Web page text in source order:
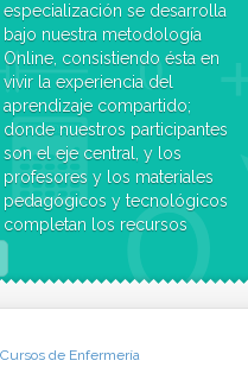
especialización se desarrolla
bajo nuestra metodología
Online, consistiendo ésta en
vivir la experiencia del
aprendizaje compartido;
donde nuestros participantes
son el eje central, y los
profesores y los materiales
pedagógicos y tecnológicos
completan los recursos
necesarios e imprescindibles
para que pueda generarse tal
Cursos de Enfermería